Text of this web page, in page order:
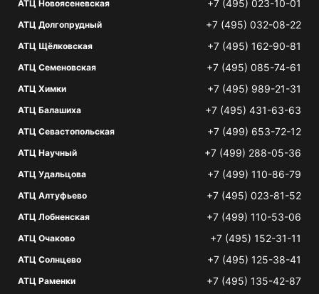
АТЦ Новоясеневская +7 (495) 023-10-01
АТЦ Долгопрудный +7 (495) 032-08-22
АТЦ Щёлковская +7 (495) 162-90-81
АТЦ Семеновская +7 (495) 085-74-61
АТЦ Химки +7 (495) 989-21-31
АТЦ Балашиха +7 (495) 431-63-63
АТЦ Севастопольская +7 (499) 653-72-12
АТЦ Научный +7 (499) 288-05-36
АТЦ Удальцова +7 (499) 110-86-79
АТЦ Алтуфьево +7 (495) 023-81-52
АТЦ Лобненская +7 (499) 110-53-06
АТЦ Очаково +7 (495) 152-31-11
АТЦ Солнцево +7 (495) 125-38-41
АТЦ Раменки +7 (495) 135-42-87